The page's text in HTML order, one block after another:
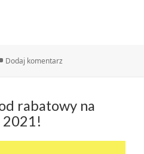
Dodaj komentarz
rabatowy na
2021!